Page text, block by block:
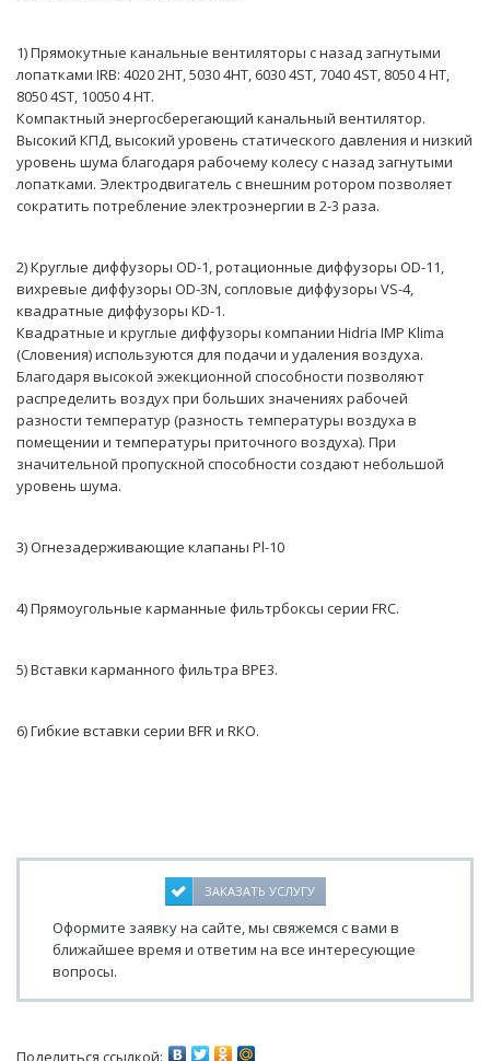
1) Прямокутные канальные вентиляторы с назад загнутыми
лопатками IRB: 4020 2НТ, 5030 4НТ, 6030 4ST, 7040 4ST, 8050 4 НТ,
8050 4ST, 10050 4 НТ.
Компактный энергосберегающий канальный вентилятор.
Высокий КПД, высокий уровень статического давления и низкий
уровень шума благодаря рабочему колесу с назад загнутыми
лопатками. Электродвигатель с внешним ротором позволяет
сократить потребление электроэнергии в 2-3 раза.
2) Круглые диффузоры OD-1, ротационные диффузоры OD-11,
вихревые диффузоры OD-3N, сопловые диффузоры VS-4,
квадратные диффузоры KD-1.
Квадратные и круглые диффузоры компании Hidria IMP Klima
(Словения) используются для подачи и удаления воздуха.
Благодаря высокой эжекционной способности позволяют
распределить воздух при больших значениях рабочей
разности температур (разность температуры воздуха в
помещении и температуры приточного воздуха). При
значительной пропускной способности создают небольшой
уровень шума.
3) Огнезадерживающие клапаны Pl-10
4) Прямоугольные карманные фильтрбоксы серии FRС.
5) Вставки карманного фильтра BPE3.
6) Гибкие вставки серии BFR и RКО.
ЗАКАЗАТЬ УСЛУГУ
Оформите заявку на сайте, мы свяжемся с вами в
ближайшее время и ответим на все интересующие
вопросы.
Поделиться ссылкой: